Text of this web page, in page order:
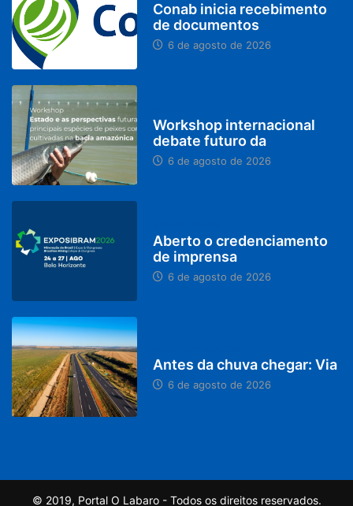
Conab inicia recebimento
de documentos
6 de agosto de 2026
Workshop internacional
debate futuro da
6 de agosto de 2026
Aberto o credenciamento
de imprensa
6 de agosto de 2026
Antes da chuva chegar: Via
6 de agosto de 2026
© 2019, Portal O Labaro - Todos os direitos reservados.